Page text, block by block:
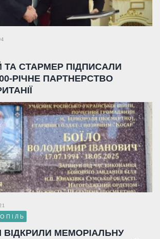
ТА СТАРМЕР ПІДПИСАЛИ
РІЧНЕ ПАРТНЕРСТВО
ВІДКРИЛИ МЕМОРІАЛЬНУ